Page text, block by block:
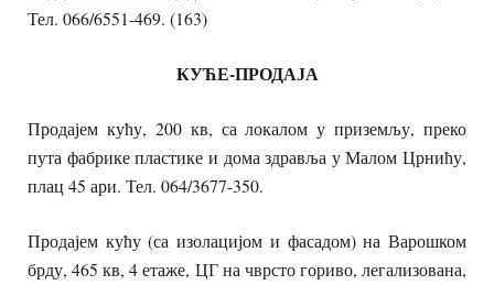
Тел. 066/6551-469. (163)
КУЋЕ-ПРОДАЈА
Продајем кућу, 200 кв, са локалом у приземљу, преко
пута фабрике пластике и дома здравља у Малом Црнићу,
плац 45 ари. Тел. 064/3677-350.
Продајем кућу (са изолацијом и фасадом) на Варошком
брду, 465 кв, 4 етаже, ЦГ на чврсто гориво, легализована,